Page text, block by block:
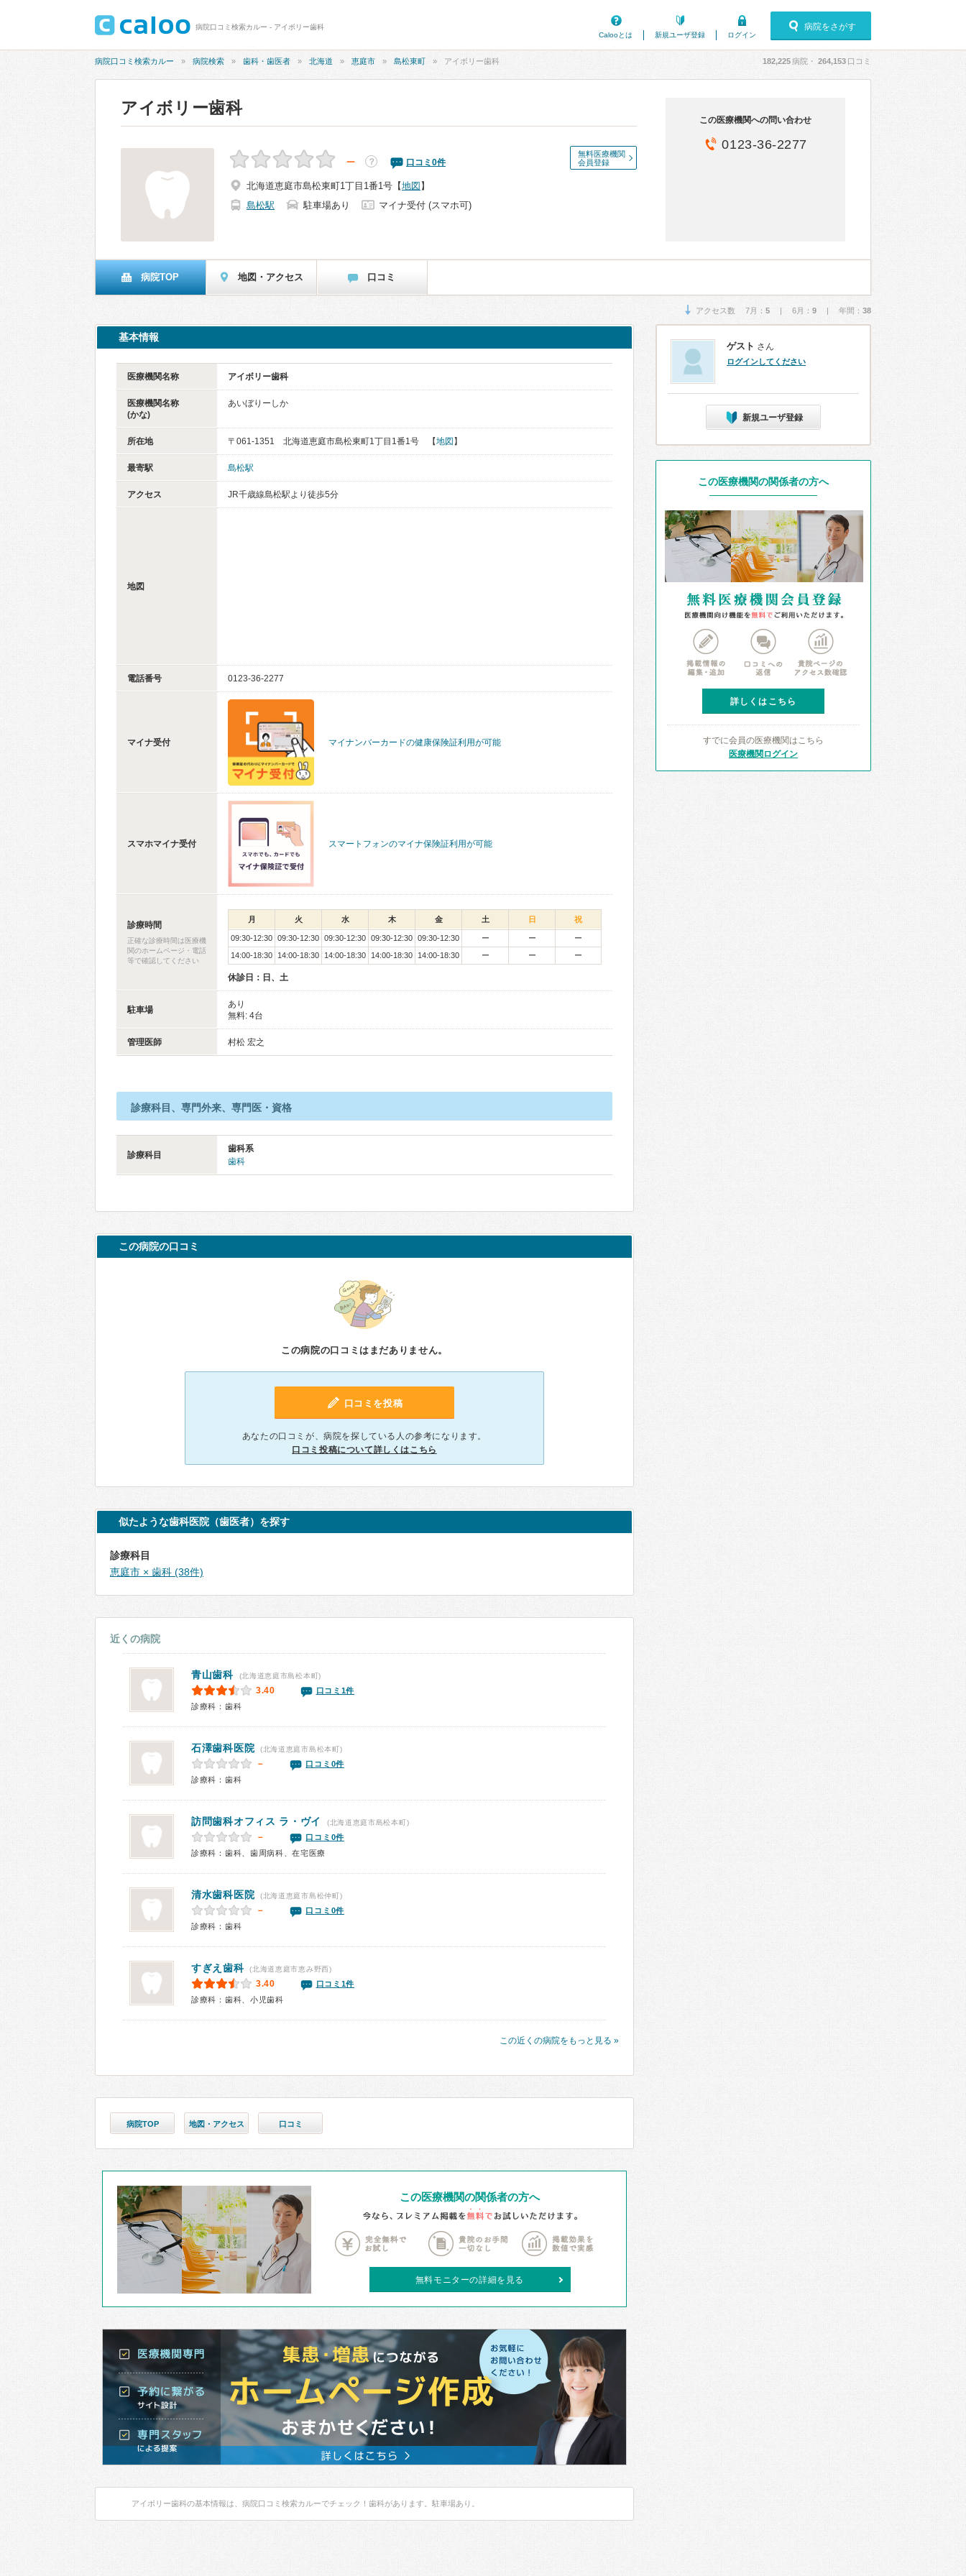
病院口コミ検索カルー - アイボリー歯科
Calooとは
新規ユーザ登録 ログイン
病院をさがす
病院口コミ検索カルー 病院検索 歯科・歯医者 北海道 恵庭市 島松東町 アイボリー歯科 182,225病院・ 264,153 口コミ
アイボリー歯科
無料医療機関
会員登録
－ ？ 口コミ 0件
北海道恵庭市島松東町1丁目1番1号 【地図 】
島松駅
駐車場あり マイナ受付 (スマホ可)
この医療機関への問い合わせ
0123-36-2277
病院TOP 地図・アクセス 口コミ
アクセス数 7月： 5 | 6月： 9 | 年間： 38
基本情報
医療機関名称 アイボリー歯科
医療機関名称
(かな)
あいぼりーしか
所在地 〒061-1351 北海道恵庭市島松東町1丁目1番1号 【地図 】
最寄駅 島松駅
アクセス JR千歳線島松駅より徒歩5分
地図
電話番号 0123-36-2277
マイナ受付 マイナンバーカードの健康保険証利用が可能
スマホマイナ受付 スマートフォンのマイナ保険証利用が可能
診療時間
正確な診療時間は医療機
関のホームページ・電話
等で確認してください
月 火 水 木 金 土 日 祝
09:30-12:30 09:30-12:30 09:30-12:30 09:30-12:30 09:30-12:30 ー ー
ー
14:00-18:30
14:00-18:30 14:00-18:30 14:00-18:30 14:00-18:30 ー ー ー
休診日：日、土
駐車場
あり
無料: 4台
管理医師 村松 宏之
診療科目、専門外来、専門医・資格
診療科目
歯科系
歯科
この病院の口コミ
この病院の口コミはまだありません。
口コミを投稿
あなたの口コミが、病院を探している人の参考になります。
口コミ投稿について詳しくはこちら
似たような歯科医院（歯医者）を探す
診療科目
恵庭市 × 歯科 (38件)
近くの病院
青山歯科 (北海道恵庭市島松本町)
3.40
口コミ1件
診療科：歯科
石澤歯科医院 (北海道恵庭市島松本町)
－
口コミ0件
診療科：歯科
訪問歯科オフィス ラ・ヴイ (北海道恵庭市島松本町)
－
口コミ0件
診療科：歯科、歯周病科、在宅医療
清水歯科医院 (北海道恵庭市島松仲町)
－
口コミ0件
診療科：歯科
すぎえ歯科 (北海道恵庭市恵み野西)
3.40
口コミ1件
診療科：歯科、小児歯科
この近くの病院をもっと見る »
病院TOP 地図・アクセス 口コミ
この医療機関の関係者の方へ
無料モニターの詳細を見る
アイボリー歯科の基本情報は、病院口コミ検索カルーでチェック！歯科があります。駐車場あり。
ゲスト さん
ログインしてください
新規ユーザ登録
この医療機関の関係者の方へ
詳しくはこちら
すでに会員の医療機関はこちら
医療機関ログイン